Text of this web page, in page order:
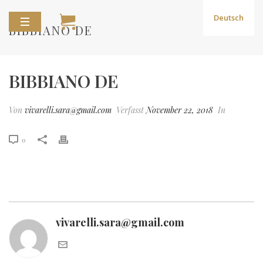
Deutsch
BIBBIANO DE
BIBBIANO DE
Von vivarelli.sara@gmail.com VerfasstNovember 22, 2018 In
0
vivarelli.sara@gmail.com